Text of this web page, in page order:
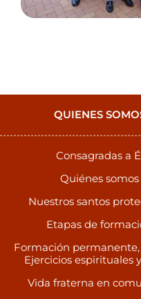
QUIENES
Consagradas a
Quiénes somos
Nuestros santos
Etapas de
Formación permanente,
Ejercicios espirituales
Vida fraterna en